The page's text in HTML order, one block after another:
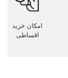
امکان خرید
اقساطی